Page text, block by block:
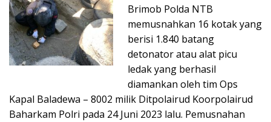
Brimob Polda NTB
memusnahkan 16 kotak yang
berisi 1.840 batang
detonator atau alat picu
ledak yang berhasil
diamankan oleh tim Ops
Kapal Baladewa – 8002 milik Ditpolairud Koorpolairud
Baharkam Polri pada 24 Juni 2023 lalu. Pemusnahan